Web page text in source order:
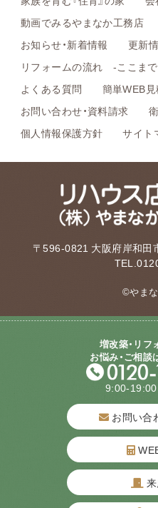
動画でみるやまなか工務店
お知らせ・新着情報
更新
リフォームの流れ -ここまで
よくある質問
簡単WEB見
お問い合わせ・資料請求
個人情報保護方針
サイト
〒596-0821 大阪府岸和
©やま
増改築・リフ
お悩み・ご相
9:00-19:00
お問い合